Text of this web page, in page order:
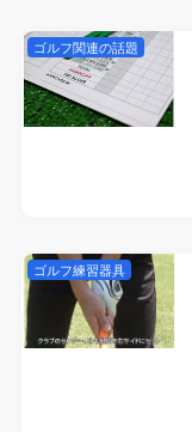
ゴルフ関連の話題
ゴルフ練習器具